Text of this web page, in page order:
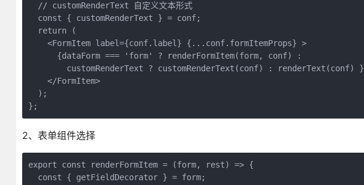
  // customRenderText 自定义文本形式
  const { customRenderText } = conf;
  return (
    <FormItem label={conf.label} {...conf.formItemProps} >
      {dataForm === 'form' ? renderFormItem(form, conf) :
        customRenderText ? customRenderText(conf) : renderText(conf) }
    </FormItem>
  );
};
2、表单组件选择
export const renderFormItem = (form, rest) => {
  const { getFieldDecorator } = form;